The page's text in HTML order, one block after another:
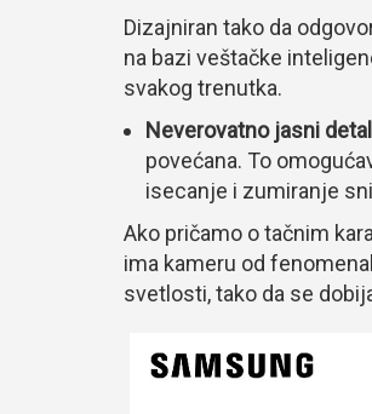
Dizajniran tako da
na bazi veštačke
svakog trenutka.
Neverovatno jasni
povećana. To
isecanje i zumiranje
Ako pričamo o tačnim
ima kameru od
svetlosti, tako da se